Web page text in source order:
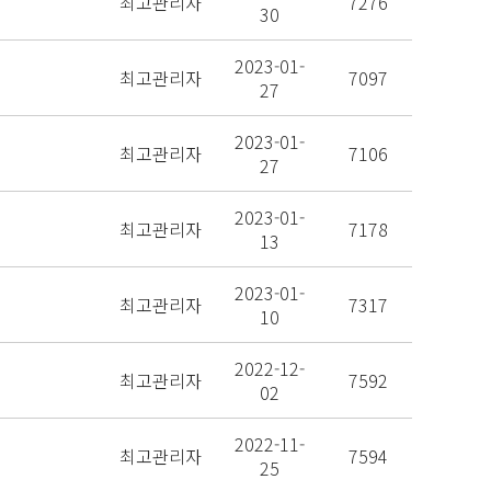
30
최고관리자
2023-01-
27
7097
최고관리자
2023-01-
27
7106
최고관리자
2023-01-
13
7178
최고관리자
2023-01-
10
7317
최고관리자
2022-12-
02
7592
최고관리자
2022-11-
25
7594